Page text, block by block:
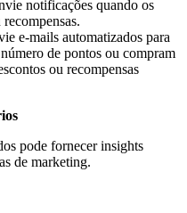
notificações quando os
e-mails automatizados para
de pontos ou compram
ou recompensas
pode fornecer insights
de marketing.